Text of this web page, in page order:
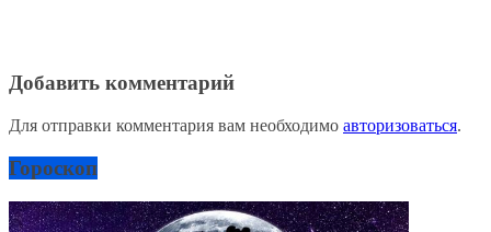
Добавить комментарий
Для отправки комментария вам необходимо авторизоваться.
Гороскоп